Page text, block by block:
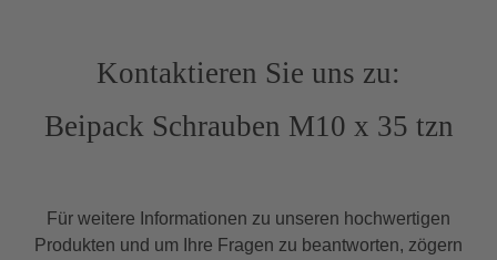
Kontaktieren Sie uns zu:
Beipack Schrauben M10 x 35 tzn
Für weitere Informationen zu unseren hochwertigen
Produkten und um Ihre Fragen zu beantworten, zögern